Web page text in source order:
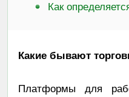
Как
Какие бывают
Платформы для